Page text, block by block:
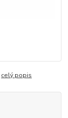
celý popis